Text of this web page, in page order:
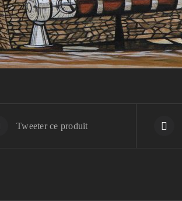
Tweeter ce produit